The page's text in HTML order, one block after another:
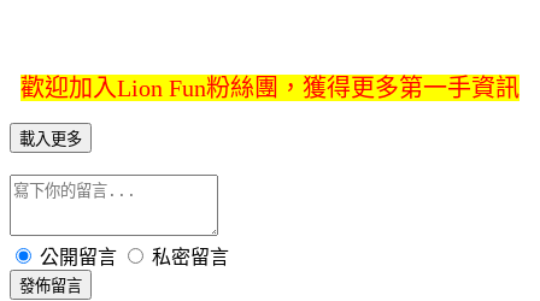
歡迎加入Lion Fun粉絲團，獲得更多第一手資訊
載入更多
公開留言 私密留言
發佈留言